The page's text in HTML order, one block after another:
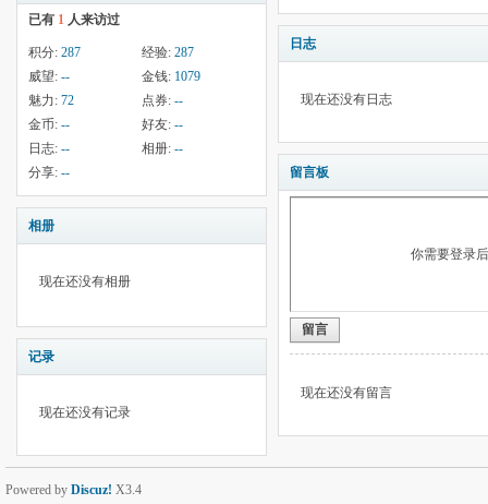
已有 1 人来访过
积分: 287 经验: 287
威望: -- 金钱: 1079
魅力: 72 点券: --
金币: -- 好友: --
日志: -- 相册: --
分享: --
相册
现在还没有相册
记录
现在还没有记录
日志
现在还没有日志
留言板
你需要登录
留言
现在还没有留言
Powered by Discuz! X3.4